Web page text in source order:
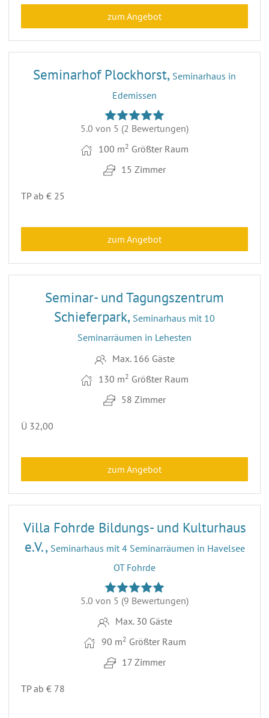
zum Angebot
14
Seminarhof Plockhorst, Seminarhaus in
Edemissen
5.0 von 5 (2 Bewertungen)
100 m2 Größter Raum
15 Zimmer
TP ab € 25
zum Angebot
12
Seminar- und Tagungszentrum
Schieferpark, Seminarhaus mit 10
Seminarräumen in Lehesten
Max. 166 Gäste
130 m2 Größter Raum
58 Zimmer
Ü 32,00
zum Angebot
12
Villa Fohrde Bildungs- und Kulturhaus
e.V., Seminarhaus mit 4 Seminarräumen in Havelsee
OT Fohrde
5.0 von 5 (9 Bewertungen)
Max. 30 Gäste
90 m2 Größter Raum
17 Zimmer
TP ab € 78